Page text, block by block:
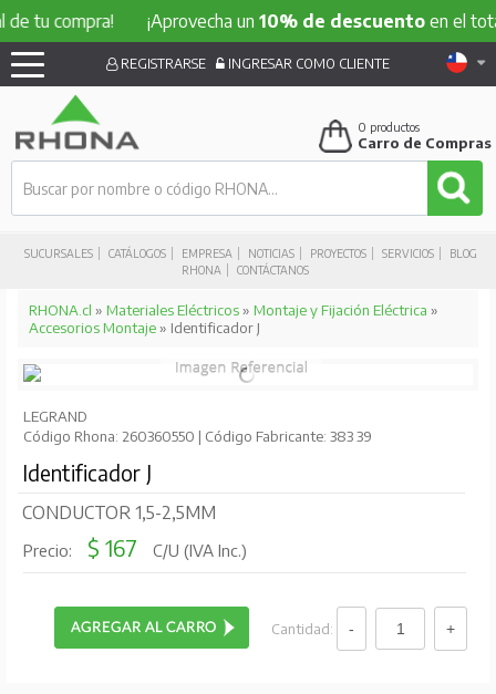
tu compra! ¡Aprovecha un10% de descuentoen el total
SUCURSALES CATÁLOGOS EMPRESA NOTICIAS PROYECTOS SERVICIOS
BLOG
RHONA
CONTÁCTANOS
REGISTRARSE INGRESAR COMO CLIENTE
0 productos
Carro de Compras
RHONA.cl » Materiales Eléctricos» Montaje y Fijación Eléctrica »
Accesorios Montaje» Identificador J
LEGRAND
Código Rhona: 260360550 | Código Fabricante: 383 39
Identificador J
CONDUCTOR 1,5-2,5MM
Precio: $ 167 C/U (IVA Inc.)
Cantidad: